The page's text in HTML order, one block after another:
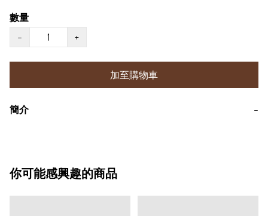
數量
−
+
加至購物車
簡介 −
你可能感興趣的商品